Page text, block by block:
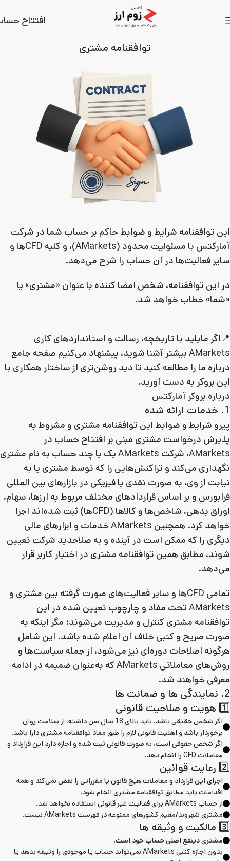
افتتاح
توافقنامه مشتری
این توافقنامه شرایط و ضوابط حاکم بر حساب شما در شرکت
آمارکتس با مسئولیت محدود (AMarkets)، و کلیه CFDها و
سایر فعالیت‌ها در آن حساب را شرح می‌دهد.
در این توافقنامه، شخص امضا کننده با عنوان «مشتری» یا
«شما» خطاب خواهد شد.
📍اگر مایلید با تاریخچه، رسالت و استانداردهای کاری
AMarkets بیشتر آشنا شوید، پیشنهاد می‌کنیم صفحه جامع
درباره ما را مطالعه کنید تا دید روشن‌تری از ساختار همکاری با
این بروکر به دست آورید.
درباره بروکر آمارکتس
1. خدمات ارائه شده
پیرو شرایط و ضوابط این توافقنامه مشتری و مشروط به
پذیرش درخواست مشتری مبنی بر افتتاح حساب در
AMarkets، شرکت AMarkets یک یا چند حساب به نام مشتری
نگهداری می‌کند و تراکنش‌هایی را که توسط مشتری یا به
نیابت از وی، به صورت نقدی یا فیزیکی در بازارهای بین المللی
فرابورس و بر اساس قراردادهای مختلف مربوط به ارزها، سهام،
اوراق بدهی، شاخص‌ها و کالاها (CFDها) ثبت شده‌اند اجرا
خواهد کرد. همچنین AMarkets خدمات و ابزارهای مالی
دیگری را که ممکن است در آینده و به صلاحدید شرکت تعیین
شوند، مطابق همین توافقنامه مشتری در اختیار کاربر قرار
می‌دهد.
تمامی CFDها و سایر فعالیت‌های صورت گرفته بین مشتری و
AMarkets تحت مفاد و چارچوب تعیین شده در این
توافقنامه مشتری کنترل و مدیریت می‌شوند؛ مگر اینکه به
صورت صریح و کتبی خلاف آن اعلام شده باشد. این شامل
هرگونه اصلاحات دوره‌ای نیز می‌شود، از جمله سیاست‌ها و
روش‌های معاملاتی AMarkets که به‌عنوان ضمیمه در ادامه
معرفی خواهند شد.
2. نمایندگی ها و ضمانت ها
1️⃣ هویت و صلاحیت قانونی
اگر شخص حقیقی باشد، باید بالای 18 سال سن داشته، از سلامت روان
برخوردار باشد و اهلیت قانونی لازم را طبق مفاد توافقنامه مشتری دارا باشد.
اگر شخص حقوقی است، به صورت قانونی ثبت شده و اجازه دارد این قرارداد و
معاملات CFD را انجام دهد.
2️⃣ رعایت قوانین
اجرای این قرارداد و معاملات هیچ قانون یا مقرراتی را نقض نمی‌کند و همه
اقدامات باید مطابق توافقنامه مشتری انجام شود.
از حساب AMarkets برای فعالیت غیر قانونی استفاده نخواهد شد.
مشتری شهروند/مقیم کشورهای ممنوعه در فهرست AMarkets نیست.
3️⃣ مالکیت و وثیقه ها
مشتری ذینفع اصلی حساب خود است.
بدون اجازه کتبی AMarkets نمی‌تواند حساب یا موجودی را وثیقه بدهد یا